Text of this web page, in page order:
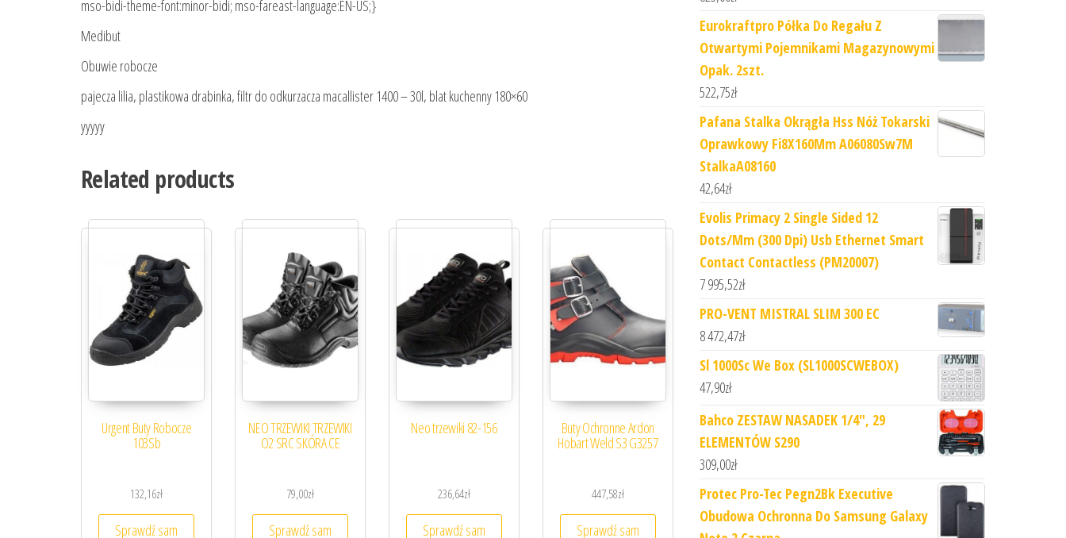
mso-bidi-theme-font:minor-bidi; mso-fareast-language:EN-US;}
Medibut
Obuwie robocze
pajecza lilia, plastikowa drabinka, filtr do odkurzacza macallister 1400 – 30l, blat kuchenny 180×60
yyyyy
Related products
Urgent Buty Robocze
103Sb
132,16zł
Sprawdź sam
NEO TRZEWIKI TRZEWIKI
O2 SRC SKÓRA CE
79,00zł
Sprawdź sam
Neo trzewiki 82-156
236,64zł
Sprawdź sam
Buty Ochronne Ardon
Hobart Weld S3 G3257
447,58zł
Sprawdź sam
Eurokraftpro Półka Do Regału Z
Otwartymi Pojemnikami Magazynowymi
Opak. 2szt.
522,75zł
Pafana Stalka Okrągła Hss Nóż Tokarski
Oprawkowy Fi8X160Mm A06080Sw7M
StalkaA08160
42,64zł
Evolis Primacy 2 Single Sided 12
Dots/Mm (300 Dpi) Usb Ethernet Smart
Contact Contactless (PM20007)
7 995,52zł
PRO-VENT MISTRAL SLIM 300 EC
8 472,47zł
Sl 1000Sc We Box (SL1000SCWEBOX)
47,90zł
Bahco ZESTAW NASADEK 1/4", 29
ELEMENTÓW S290
309,00zł
Protec Pro-Tec Pegn2Bk Executive
Obudowa Ochronna Do Samsung Galaxy